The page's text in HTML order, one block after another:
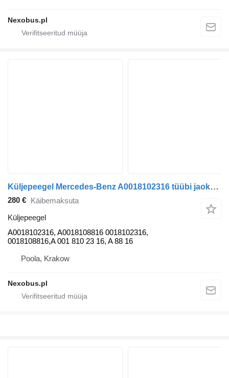
Nexobus.pl
Küljepeegel Mercedes-Benz A0018102316 tüübi jaoks bussi Setra 415NF
280 € Käibemaksuta
Küljepeegel
A0018102316, A0018108816 0018102316,
0018108816,A 001 810 23 16, A 88 16
Poola, Krakow
Nexobus.pl